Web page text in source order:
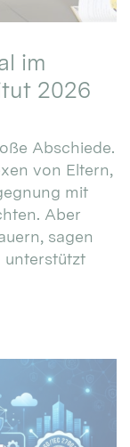
im
2026
Abschiede.
von Eltern,
mit
Aber
sagen
unterstützt